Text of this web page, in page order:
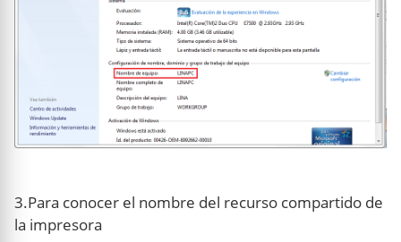
3.Para conocer el nombre del recurso compartido de
la impresora